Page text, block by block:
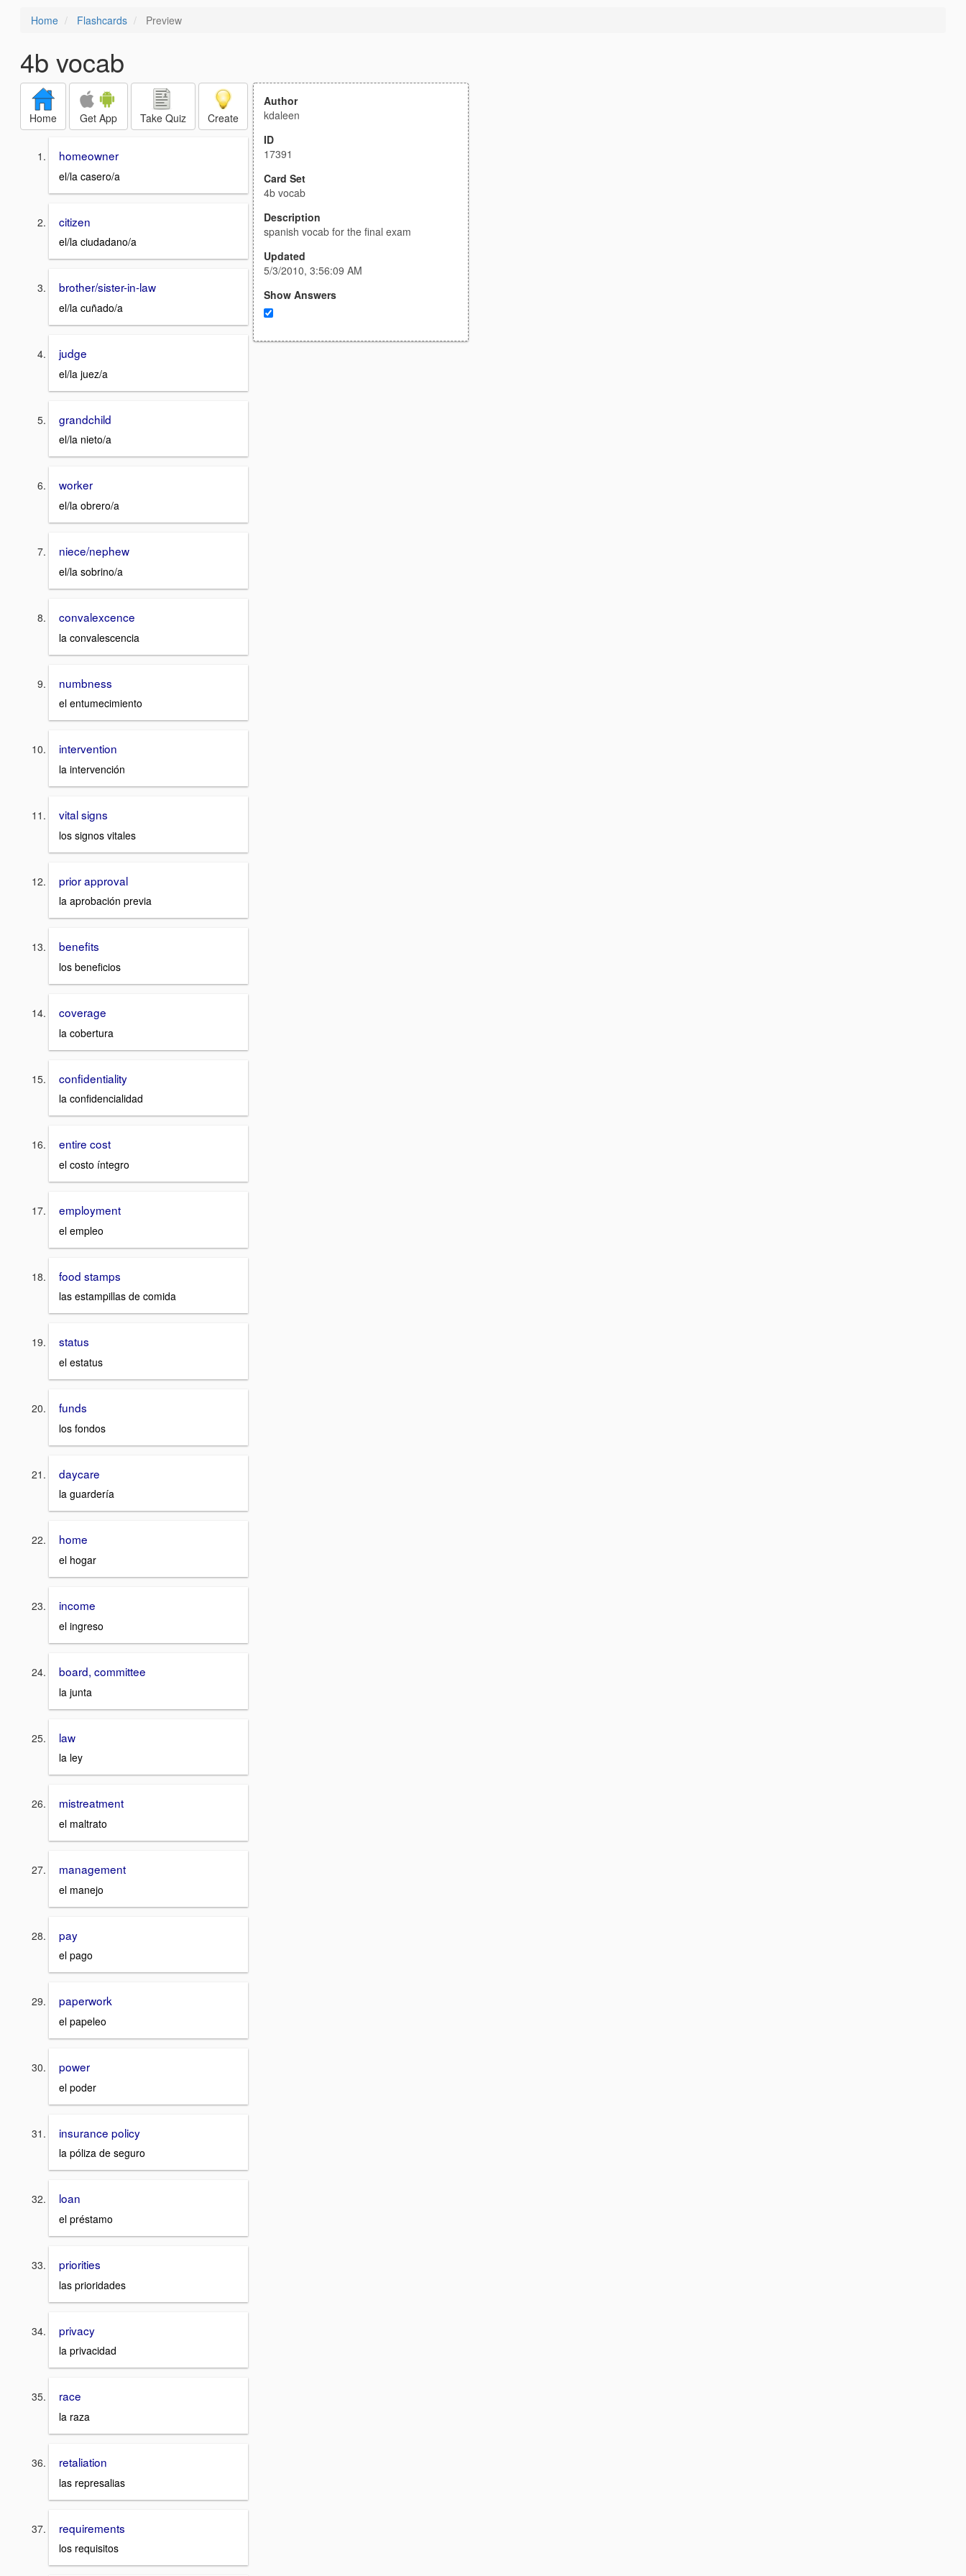
Home Flashcards Preview
4b vocab
Home Get App Take Quiz Create
homeowner
el/la casero/a
citizen
el/la ciudadano/a
brother/sister-in-law
el/la cuñado/a
judge
el/la juez/a
grandchild
el/la nieto/a
worker
el/la obrero/a
niece/nephew
el/la sobrino/a
convalexcence
la convalescencia
numbness
el entumecimiento
intervention
la intervención
vital signs
los signos vitales
prior approval
la aprobación previa
benefits
los beneficios
coverage
la cobertura
confidentiality
la confidencialidad
entire cost
el costo íntegro
employment
el empleo
food stamps
las estampillas de comida
status
el estatus
funds
los fondos
daycare
la guardería
home
el hogar
income
el ingreso
board, committee
la junta
law
la ley
mistreatment
el maltrato
management
el manejo
pay
el pago
paperwork
el papeleo
power
el poder
insurance policy
la póliza de seguro
loan
el préstamo
priorities
las prioridades
privacy
la privacidad
race
la raza
retaliation
las represalias
requirements
los requisitos
Author
kdaleen
ID
17391
Card Set
4b vocab
Description
spanish vocab for the final exam
Updated
5/3/2010, 3:56:09 AM
Show Answers